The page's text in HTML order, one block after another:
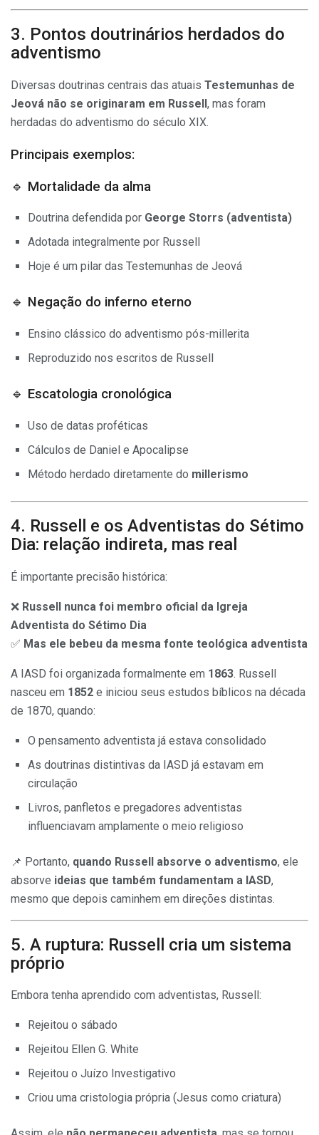
3. Pontos doutrinários herdados do
adventismo
Diversas doutrinas centrais das atuais Testemunhas de
Jeová não se originaram em Russell , mas foram
herdadas do adventismo do século XIX.
Principais exemplos:
🔹 Mortalidade da alma
Doutrina defendida por George Storrs (adventista)
Adotada integralmente por Russell
Hoje é um pilar das Testemunhas de Jeová
🔹 Negação do inferno eterno
Ensino clássico do adventismo pós-millerita
Reproduzido nos escritos de Russell
🔹 Escatologia cronológica
Uso de datas proféticas
Cálculos de Daniel e Apocalipse
Método herdado diretamente do millerismo
4. Russell e os Adventistas do Sétimo
Dia: relação indireta, mas real
É importante precisão histórica:
❌ Russell nunca foi membro oficial da Igreja
Adventista do Sétimo Dia
✅ Mas ele bebeu da mesma fonte teológica adventista
A IASD foi organizada formalmente em 1863. Russell
nasceu em 1852 e iniciou seus estudos bíblicos na década
de 1870, quando:
O pensamento adventista já estava consolidado
As doutrinas distintivas da IASD já estavam em
circulação
Livros, panfletos e pregadores adventistas
influenciavam amplamente o meio religioso
📌 Portanto, quando Russell absorve o adventismo, ele
absorve ideias que também fundamentam a IASD,
mesmo que depois caminhem em direções distintas.
5. A ruptura: Russell cria um sistema
próprio
Embora tenha aprendido com adventistas, Russell:
Rejeitou o sábado
Rejeitou Ellen G. White
Rejeitou o Juízo Investigativo
Criou uma cristologia própria (Jesus como criatura)